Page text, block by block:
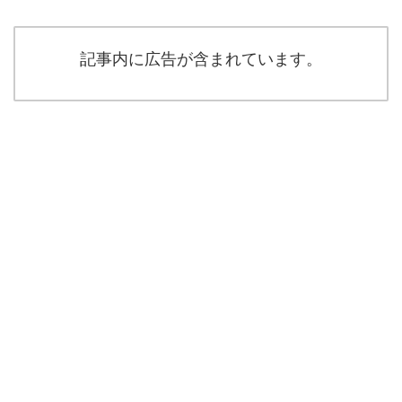
記事内に広告が含まれています。